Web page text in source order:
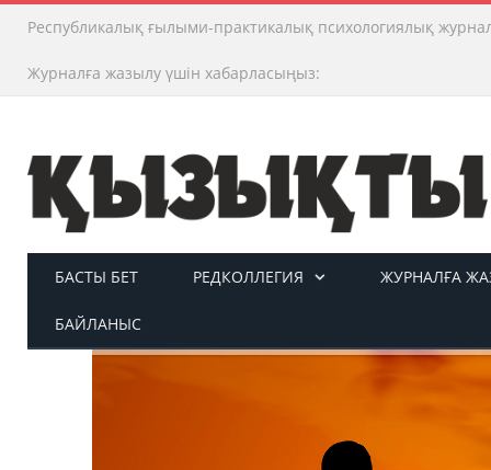
Республикалық ғылыми-практикалық психологиялық
Журналға жазылу үшін хабарласыңыз:
БАСТЫ БЕТ РЕДКОЛЛЕГИЯ ЖУРНАЛҒА
БАЙЛАНЫС